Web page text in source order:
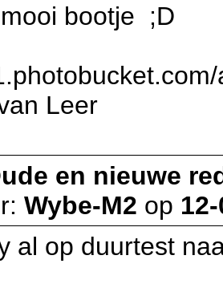
bootje ;D
Leer
en nieuwe
Wybe-M2 op
al op duurtest